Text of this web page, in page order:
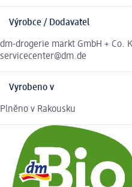
Výrobce / Dodavatel
dm-drogerie markt GmbH + Co.
servicecenter@dm.de
Vyrobeno v
Plněno v Rakousku